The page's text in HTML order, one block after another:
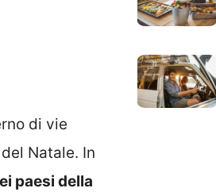
di vie
Natale. In
paesi della